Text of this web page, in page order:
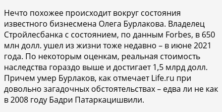
Нечто похожее происходит вокруг состояния
известного бизнесмена Олега Бурлакова. Владелец
Стройлесбанка с состоянием, по данным Forbes, в 650
млн долл. ушел из жизни тоже недавно – в июне 2021
года. По некоторым оценкам, реальная стоимость
наследства гораздо выше и достигает 1,5 млрд долл.
Причем умер Бурлаков, как отмечает Life.ru при
довольно загадочных обстоятельствах – едва ли не как
в 2008 году Бадри Патаркацишвили.